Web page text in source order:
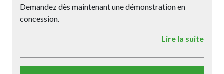
Demandez dès maintenant une démonstration en
concession.
Lire la suite